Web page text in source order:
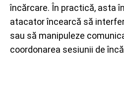
încărcare. În practică, asta
atacator încearcă să
sau să manipuleze
coordonarea sesiunii de